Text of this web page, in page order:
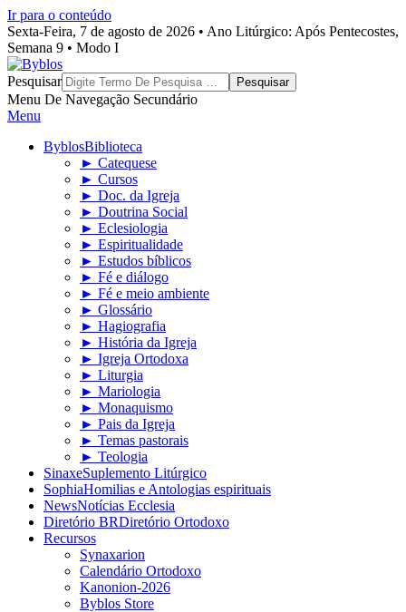
Ir para o conteúdo
Sexta-Feira, 7 de agosto de 2026 • Ano Litúrgico: Após Pentecostes,
Semana 9 • Modo I
Byblos
Pesquisar
Menu De Navegação Secundário
Menu
ByblosBiblioteca
► Catequese
► Cursos
► Doc. da Igreja
► Doutrina Social
► Eclesiologia
► Espiritualidade
► Estudos bíblicos
► Fé e diálogo
► Fé e meio ambiente
► Glossário
► Hagiografia
► História da Igreja
► Igreja Ortodoxa
► Liturgia
► Mariologia
► Monaquismo
► Pais da Igreja
► Temas pastorais
► Teologia
SinaxeSuplemento Litúrgico
SophiaHomilias e Antologias espirituais
NewsNotícias Ecclesia
Diretório BRDiretório Ortodoxo
Recursos
Synaxarion
Calendário Ortodoxo
Kanonion-2026
Byblos Store